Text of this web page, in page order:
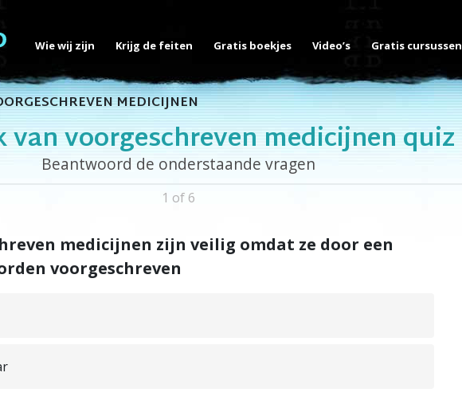
Wie wij zijn Krijg de feiten Gratis boekjes Video’s Gratis cursussen
MEDICIJNEN
van voorgeschreven medicijnen quiz
Beantwoord de onderstaande vragen
1 of 6
medicijnen zijn veilig omdat ze door een
voorgeschreven